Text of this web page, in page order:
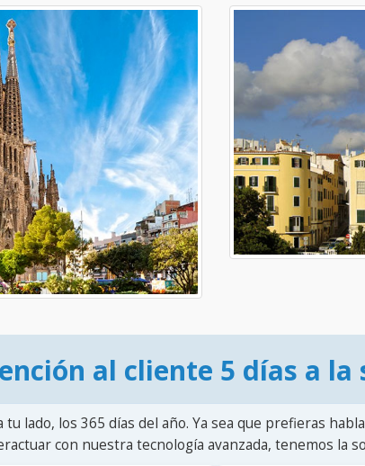
al cliente 5 días a la
tu lado, los 365 días del año. Ya sea que prefieras
con nuestra tecnología avanzada, tenemos la